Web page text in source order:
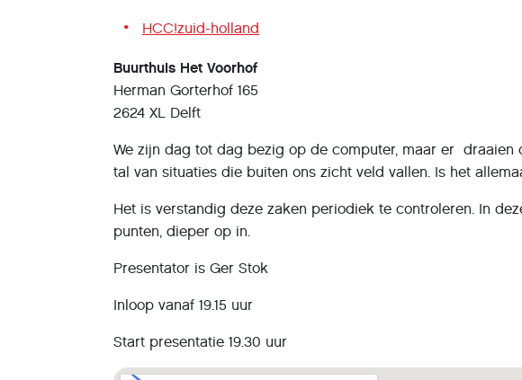
HCC!zuid-holland
Buurthuis Het Voorhof
Herman Gorterhof 165
2624 XL Delft
We zijn dag tot dag bezig op de computer, maar er
tal van situaties die buiten ons zicht veld vallen. Is het
Het is verstandig deze zaken periodiek te controleren. In
punten, dieper op in.
Presentator is Ger Stok
Inloop vanaf 19.15 uur
Start presentatie 19.30 uur